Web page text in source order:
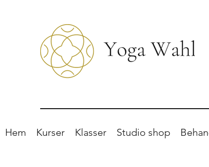
Hem Kurser Klasser Studio shop